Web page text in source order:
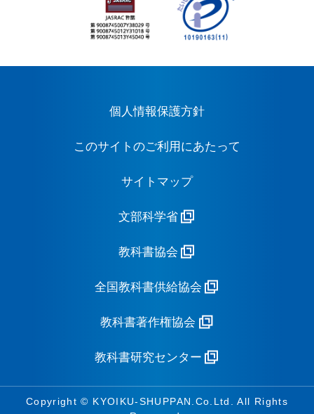
個人情報保護方針
このサイトのご利用にあたって
サイトマップ
文部科学省
教科書協会
全国教科書供給協会
教科書著作権協会
教科書研究センター
Copyright © KYOIKU-SHUPPAN.Co.Ltd. All Rights